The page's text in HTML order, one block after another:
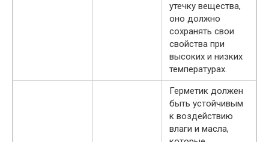
утечку вещества,
оно должно
сохранять свои
свойства при
высоких и низких
температурах.
Герметик должен
быть устойчивым
к воздействию
влаги и масла,